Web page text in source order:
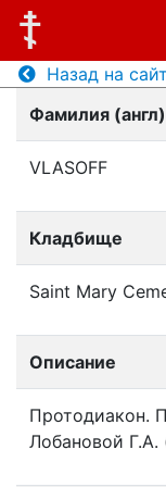
Назад на
Фамилия (англ)
VLASOFF
Кладбище
Saint Mary
Описание
Протодиакон.
Лобановой Г.А.